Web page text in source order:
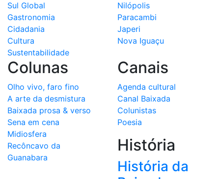
Sul Global
Gastronomia
Cidadania
Cultura
Sustentabilidade
Nilópolis
Paracambi
Japeri
Nova Iguaçu
Colunas
Olho vivo, faro fino
A arte da desmistura
Baixada prosa & verso
Sena em cena
Midiosfera
Recôncavo da
Guanabara
Canais
Agenda cultural
Canal Baixada
Colunistas
Poesia
História
História da